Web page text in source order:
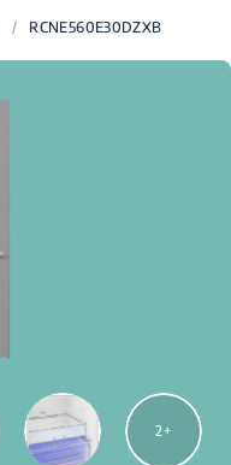
/ RCNE560E30DZXB
2